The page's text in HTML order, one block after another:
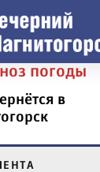
погоды
в